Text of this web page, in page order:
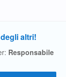
altri!
Responsabile